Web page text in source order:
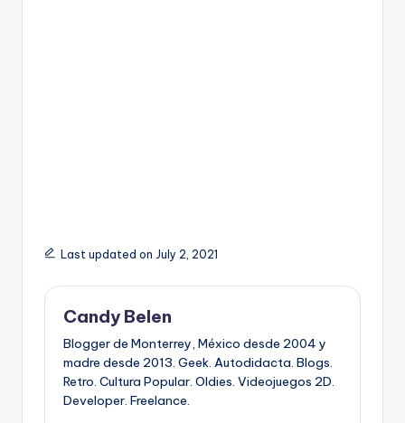
Last updated on July 2, 2021
Candy Belen
Blogger de Monterrey, México desde 2004 y
madre desde 2013. Geek. Autodidacta. Blogs.
Retro. Cultura Popular. Oldies. Videojuegos 2D.
Developer. Freelance.